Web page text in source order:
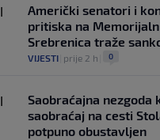
Američki senatori i
pritiska na
Srebrenica traže
VIJESTI prije 2 h 0
Saobraćajna nezgoda
saobraćaj na cesti
potpuno obustavljen